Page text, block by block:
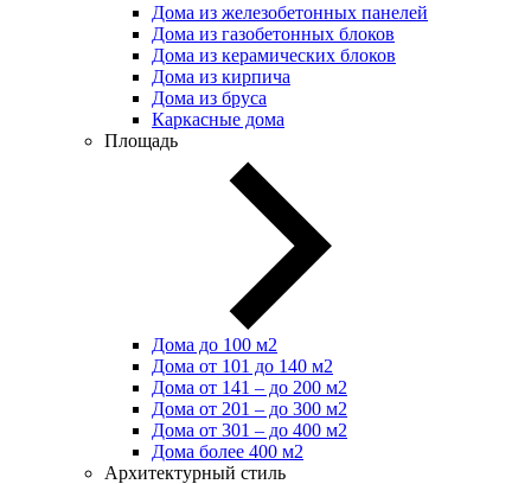
Дома из железобетонных панелей
Дома из газобетонных блоков
Дома из керамических блоков
Дома из кирпича
Дома из бруса
Каркасные дома
Площадь
Дома до 100 м2
Дома от 101 до 140 м2
Дома от 141 – до 200 м2
Дома от 201 – до 300 м2
Дома от 301 – до 400 м2
Дома более 400 м2
Архитектурный стиль